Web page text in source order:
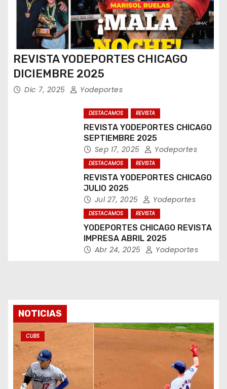
REVISTA YODEPORTES CHICAGO
DICIEMBRE 2025
Dic 7, 2025 Yodeportes
DESTACAMOS REVISTA
REVISTA YODEPORTES CHICAGO
SEPTIEMBRE 2025
Sep 17, 2025 Yodeportes
DESTACAMOS REVISTA
REVISTA YODEPORTES CHICAGO
JULIO 2025
Jul 27, 2025 Yodeportes
DESTACAMOS REVISTA
YODEPORTES CHICAGO REVISTA
IMPRESA ABRIL 2025
Abr 24, 2025 Yodeportes
NOTICIAS
CUBS